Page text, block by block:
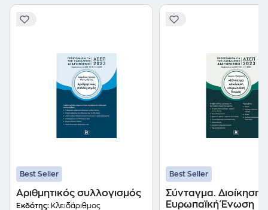
Best Seller
Αριθμητικός συλλογισμός
Εκδότης: Κλειδάριθμος
Best Seller
Σύνταγμα. Διοίκηση.
Ευρωπαϊκή Ένωση